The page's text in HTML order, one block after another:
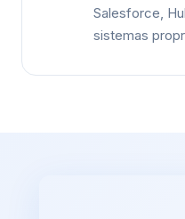
Salesforce,
sistemas